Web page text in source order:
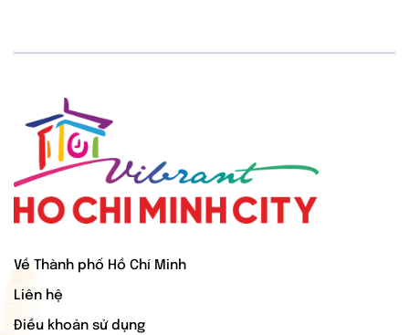
Về Thành phố Hồ Chí Minh
Liên hệ
Điều khoản sử dụng